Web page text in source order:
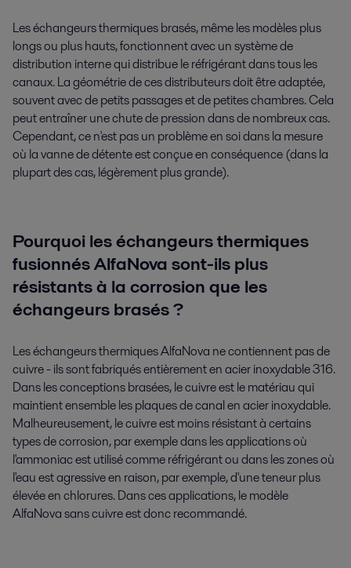
Les échangeurs thermiques brasés, même les modèles plus
longs ou plus hauts, fonctionnent avec un système de
distribution interne qui distribue le réfrigérant dans tous les
canaux. La géométrie de ces distributeurs doit être adaptée,
souvent avec de petits passages et de petites chambres. Cela
peut entraîner une chute de pression dans de nombreux cas.
Cependant, ce n'est pas un problème en soi dans la mesure
où la vanne de détente est conçue en conséquence (dans la
plupart des cas, légèrement plus grande).
Pourquoi les échangeurs thermiques
fusionnés AlfaNova sont-ils plus
résistants à la corrosion que les
échangeurs brasés ?
Les échangeurs thermiques AlfaNova ne contiennent pas de
cuivre - ils sont fabriqués entièrement en acier inoxydable 316.
Dans les conceptions brasées, le cuivre est le matériau qui
maintient ensemble les plaques de canal en acier inoxydable.
Malheureusement, le cuivre est moins résistant à certains
types de corrosion, par exemple dans les applications où
l'ammoniac est utilisé comme réfrigérant ou dans les zones où
l'eau est agressive en raison, par exemple, d'une teneur plus
élevée en chlorures. Dans ces applications, le modèle
AlfaNova sans cuivre est donc recommandé.